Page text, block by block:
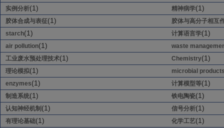
实例分析(1) 精神病学(1)
胶体合成与表征(1)
胶体与高分子相互
starch(1) 计算语言学(1)
air pollution(1)
waste
工业废水预处理技术(1) Chemistry(1)
理论模拟(1)
microbial
enzymes(1) 计算模型等(1)
制造系统(1) 铁电陶瓷(1)
认知神经机制 (1) 信号分析(1)
有理论基础(1) 化学工艺(1)